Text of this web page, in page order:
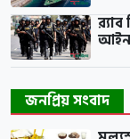
জনপ্রিয় সংবাদ